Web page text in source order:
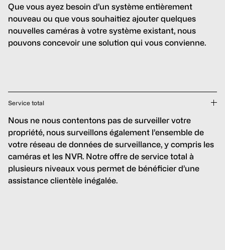
Que vous ayez besoin d’un système entièrement
nouveau ou que vous souhaitiez ajouter quelques
nouvelles caméras à votre système existant, nous
pouvons concevoir une solution qui vous convienne.
Service total
Nous ne nous contentons pas de surveiller votre
propriété, nous surveillons également l’ensemble de
votre réseau de données de surveillance, y compris les
caméras et les NVR. Notre offre de service total à
plusieurs niveaux vous permet de bénéficier d’une
assistance clientèle inégalée.